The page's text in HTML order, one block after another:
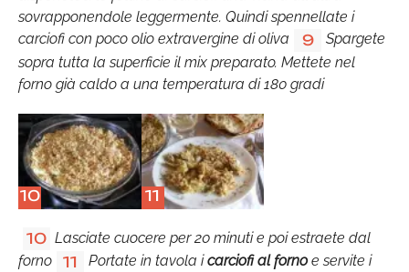
sovrapponendole leggermente. Quindi spennellate i
carciofi con poco olio extravergine di oliva
9
Spargete
sopra tutta la superficie il mix preparato. Mettete nel
forno già caldo a una temperatura di 180 gradi
10 11
10 Lasciate cuocere per 20 minuti e poi estraete dal
forno
11 Portate in tavola icarciofi al fornoe servite i